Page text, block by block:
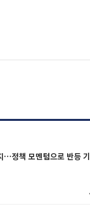
…정책 모멘텀으로 반등 기